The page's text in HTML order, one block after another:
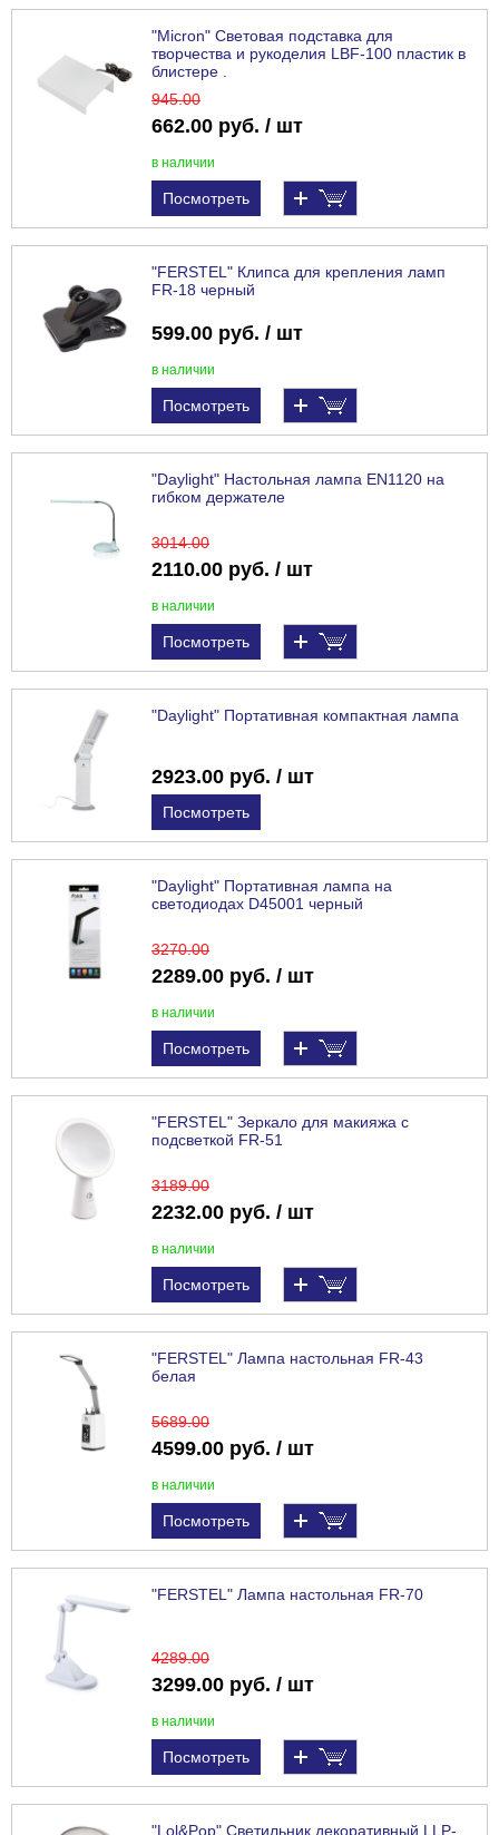
"Micron" Световая подставка для
творчества и рукоделия LBF-100 пластик в
блистере .
945.00
662.00 руб. / шт
в наличии
Посмотреть
"FERSTEL" Клипса для крепления ламп
FR-18 черный
599.00 руб. / шт
в наличии
Посмотреть
"Daylight" Настольная лампа EN1120 на
гибком держателе
3014.00
2110.00 руб. / шт
в наличии
Посмотреть
"Daylight" Портативная компактная лампа
2923.00 руб. / шт
Посмотреть
"Daylight" Портативная лампа на
светодиодах D45001 черный
3270.00
2289.00 руб. / шт
в наличии
Посмотреть
"FERSTEL" Зеркало для макияжа с
подсветкой FR-51
3189.00
2232.00 руб. / шт
в наличии
Посмотреть
"FERSTEL" Лампа настольная FR-43
белая
5689.00
4599.00 руб. / шт
в наличии
Посмотреть
"FERSTEL" Лампа настольная FR-70
4289.00
3299.00 руб. / шт
в наличии
Посмотреть
"Lol&Pop" Светильник декоративный LLP-